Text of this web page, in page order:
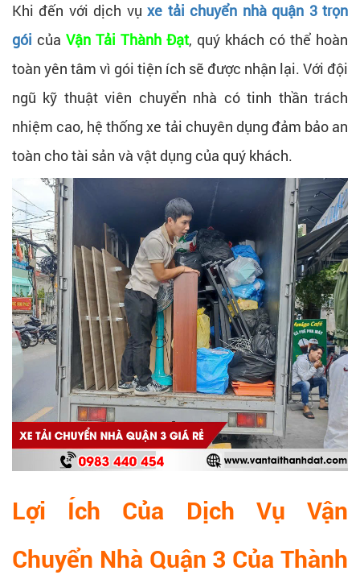
Khi đến với dịch vụxe tải chuyển nhà quận 3 trọn
gói của Vận Tải Thành Đạt, quý khách có thể hoàn
toàn yên tâm vì gói tiện ích sẽ được nhận lại. Với đội
ngũ kỹ thuật viên chuyển nhà có tinh thần trách
nhiệm cao, hệ thống xe tải chuyên dụng đảm bảo an
toàn cho tài sản và vật dụng của quý khách.
Lợi Ích Của Dịch Vụ Vận
Chuyển Nhà Quận 3 Của Thành